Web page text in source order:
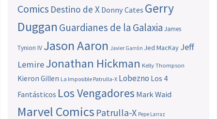
Comics Destino de X Donny Cates Gerry
Duggan Guardianes de la Galaxia James
Tynion IV Jason Aaron Javier Garrón Jed MacKay Jeff
LemireJonathan Hickman Kelly Thompson
Kieron Gillen La Imposible Patrulla-X Lobezno Los 4
Fantásticos Los Vengadores Mark Waid
Marvel Comics Patrulla-X Pepe Larraz